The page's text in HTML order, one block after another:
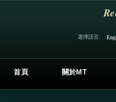
選擇語言:
首頁 關於MT